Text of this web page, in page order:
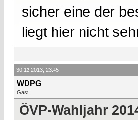
sicher eine der
liegt hier nicht
30.12.2013, 23:45
WDPG
Gast
ÖVP-Wahljahr